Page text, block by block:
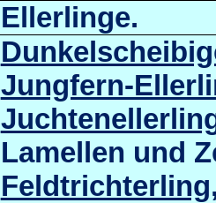
Ellerlinge.
Jungfern-
Lamellen und
Feldtrichterling